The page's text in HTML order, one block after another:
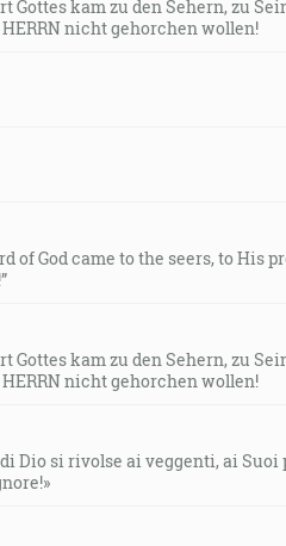
Gottes kam zu den Sehern, zu
nicht gehorchen wollen!
of God came to the seers, to
Gottes kam zu den Sehern, zu
nicht gehorchen wollen!
di Dio si rivolse ai veggenti, ai